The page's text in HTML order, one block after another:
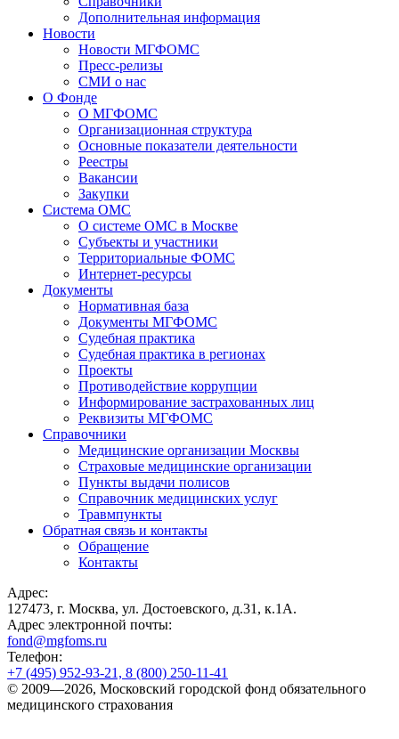
Дополнительная информация
Новости
Новости МГФОМС
Пресс-релизы
СМИ о нас
О Фонде
О МГФОМС
Организационная структура
Основные показатели деятельности
Реестры
Вакансии
Закупки
Система ОМС
О системе ОМС в Москве
Субъекты и участники
Территориальные ФОМС
Интернет-ресурсы
Документы
Нормативная база
Документы МГФОМС
Судебная практика
Судебная практика в регионах
Проекты
Противодействие коррупции
Информирование застрахованных лиц
Реквизиты МГФОМС
Справочники
Медицинские организации Москвы
Страховые медицинские организации
Пункты выдачи полисов
Справочник медицинских услуг
Травмпункты
Обратная связь и контакты
Обращение
Контакты
Адрес:
127473, г. Москва, ул. Достоевского, д.31, к.1А.
Адрес электронной почты:
fond@mgfoms.ru
Телефон:
+7 (495) 952-93-21, 8 (800) 250-11-41
© 2009—2026, Московский городской фонд обязательного
медицинского страхования